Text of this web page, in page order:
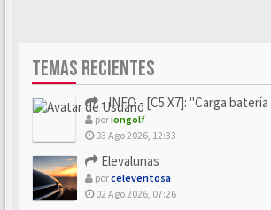
TEMAS RECIENTES
- INFO - [C5 X7]: "Carga batería o
poriongolf
03 Ago 2026, 12:33
Elevalunas
porceleventosa
02 Ago 2026, 07:26